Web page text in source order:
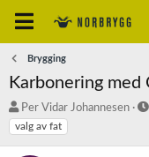
Brygging
Karbonering med
T
r
å
d
Per Vidar Johannesen
valg av fat